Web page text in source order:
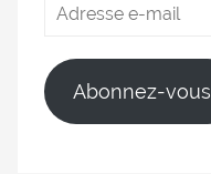
Abonnez-vous